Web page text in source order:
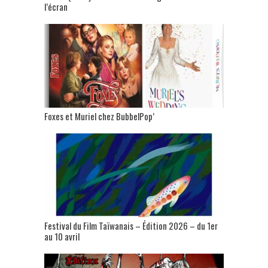
l’écran
Foxes et Muriel chez BubbelPop’
Festival du Film Taïwanais – Édition 2026 – du 1er
au 10 avril